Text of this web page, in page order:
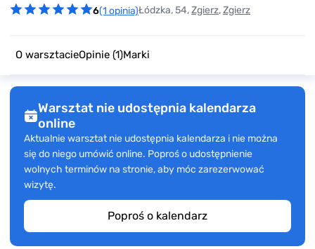
6(1 opinia)Łódzka, 54,Zgierz,Zgierz
O warsztacieOpinie (1)Marki
Warsztat nie udostępnia kalendarza
online
Aktualnie warsztat nie udostępnia kalendarza i nie można
się do niego umówić online. Poproś o udostępnienie
wolnych terminów na stronie, aby móc zarezerwować
wizytę.
Poproś o kalendarz